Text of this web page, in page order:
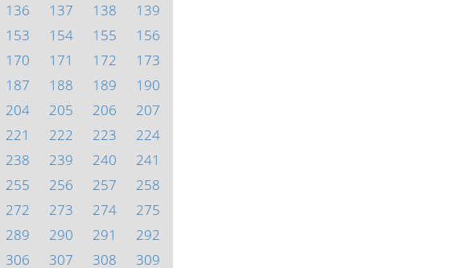
136 137 138
139
153 154 155
156
170 171 172
173
187 188 189
190
204 205 206
207
221 222 223
224
238 239 240
241
255 256 257
258
272 273 274
275
289 290 291
292
306 307 308 309